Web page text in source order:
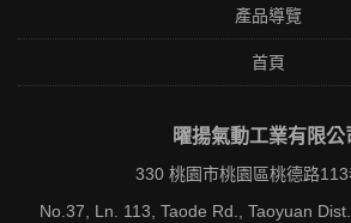
產品導覽
首頁
曜揚氣動工業有限公
330 桃園市桃園區桃德路
No.37, Ln. 113, Taode Rd., Taoyuan